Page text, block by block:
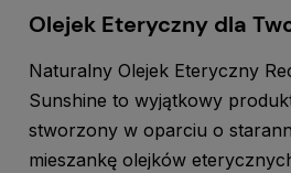
Olejek Eteryczny dla
Naturalny Olejek Eteryczny
Sunshine to wyjątkowy
stworzony w oparciu o
mieszankę olejków